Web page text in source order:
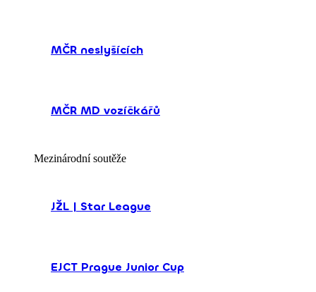
MČR neslyšících
MČR MD vozíčkářů
Mezinárodní soutěže
JŽL | Star League
EJCT Prague Junior Cup